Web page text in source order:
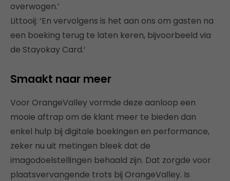
overwogen.’
Littooij: ‘En vervolgens is het aan ons om gasten na
een boeking terug te laten keren, bijvoorbeeld via
de Stayokay Card.’
Smaakt naar meer
Voor OrangeValley vormde deze aanloop een
mooie aftrap om de klant meer te bieden dan
enkel hulp bij digitale boekingen en performance,
zeker nu uit metingen bleek dat de
imagodoelstellingen behaald zijn. Dat zorgde voor
plaatsvervangende trots bij OrangeValley. Is